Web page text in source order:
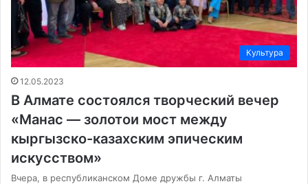
Культура
12.05.2023
В Алмате состоялся творческий вечер
«Манас — золотои мост между
кыргызско-казахским эпическим
искусством»
Вчера, в республиканском Доме дружбы г. Алматы